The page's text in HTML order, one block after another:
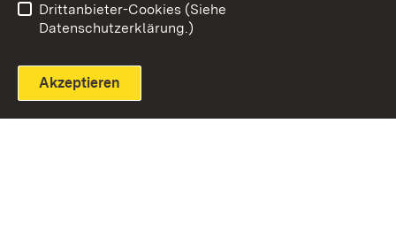
Drittanbieter-Cookies (Siehe
Datenschutzerklärung.)
Akzeptieren